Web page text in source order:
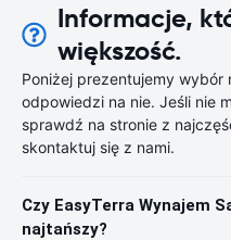
Informacje,
większość.
Poniżej prezentujemy
odpowiedzi na nie. Jeśli nie
sprawdź na stronie z
skontaktuj się z nami.
Czy EasyTerra Wynajem
najtańszy?